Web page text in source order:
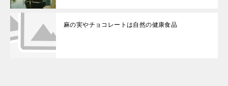
麻の実やチョコレートは自然の健康食品